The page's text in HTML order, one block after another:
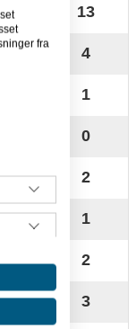
13
4
1
0
2
1
2
3
fra